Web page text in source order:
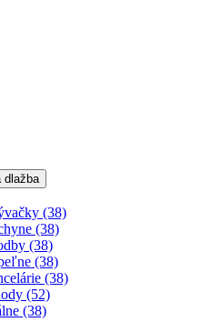
dlažba
(38)
(38)
(38)
(38)
(38)
(52)
(38)